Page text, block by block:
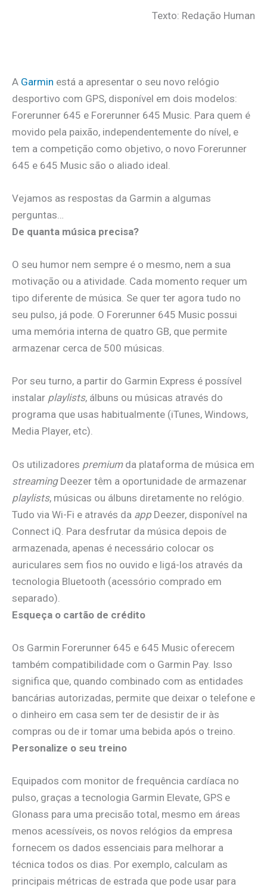
Texto: Redação Human
A Garmin está a apresentar o seu novo relógio
desportivo com GPS, disponível em dois modelos:
Forerunner 645 e Forerunner 645 Music. Para quem é
movido pela paixão, independentemente do nível, e
tem a competição como objetivo, o novo Forerunner
645 e 645 Music são o aliado ideal.
Vejamos as respostas da Garmin a algumas
perguntas…
De quanta música precisa?
O seu humor nem sempre é o mesmo, nem a sua
motivação ou a atividade. Cada momento requer um
tipo diferente de música. Se quer ter agora tudo no
seu pulso, já pode. O Forerunner 645 Music possui
uma memória interna de quatro GB, que permite
armazenar cerca de 500 músicas.
Por seu turno, a partir do Garmin Express é possível
instalar playlists, álbuns ou músicas através do
programa que usas habitualmente (iTunes, Windows,
Media Player, etc).
Os utilizadores premiumda plataforma de música em
streaming Deezer têm a oportunidade de armazenar
playlists, músicas ou álbuns diretamente no relógio.
Tudo via Wi-Fi e através da app Deezer, disponível na
Connect iQ. Para desfrutar da música depois de
armazenada, apenas é necessário colocar os
auriculares sem fios no ouvido e ligá-los através da
tecnologia Bluetooth (acessório comprado em
separado).
Esqueça o cartão de crédito
Os Garmin Forerunner 645 e 645 Music oferecem
também compatibilidade com o Garmin Pay. Isso
significa que, quando combinado com as entidades
bancárias autorizadas, permite que deixar o telefone e
o dinheiro em casa sem ter de desistir de ir às
compras ou de ir tomar uma bebida após o treino.
Personalize o seu treino
Equipados com monitor de frequência cardíaca no
pulso, graças a tecnologia Garmin Elevate, GPS e
Glonass para uma precisão total, mesmo em áreas
menos acessíveis, os novos relógios da empresa
fornecem os dados essenciais para melhorar a
técnica todos os dias. Por exemplo, calculam as
principais métricas de estrada que pode usar para